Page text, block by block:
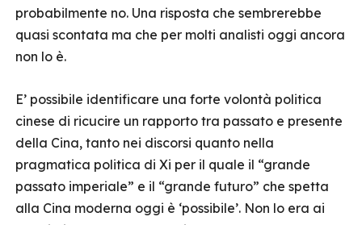
probabilmente no. Una risposta che sembrerebbe
quasi scontata ma che per molti analisti oggi ancora
non lo è.
E’ possibile identificare una forte volontà politica
cinese di ricucire un rapporto tra passato e presente
della Cina, tanto nei discorsi quanto nella
pragmatica politica di Xi per il quale il “grande
passato imperiale” e il “grande futuro” che spetta
alla Cina moderna oggi è ‘possibile’. Non lo era ai